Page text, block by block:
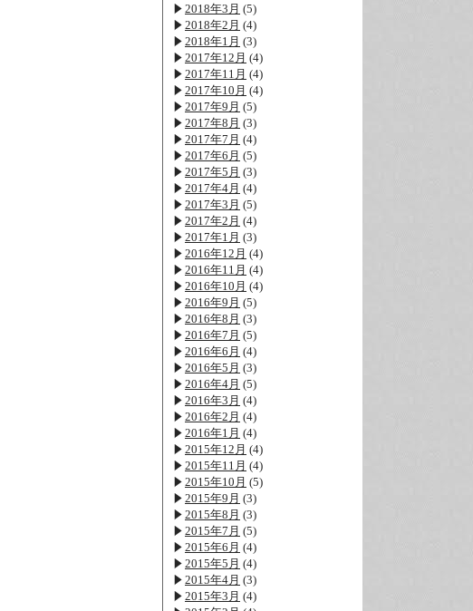
2018年3月 (5)
2018年2月 (4)
2018年1月 (3)
2017年12月 (4)
2017年11月 (4)
2017年10月 (4)
2017年9月 (5)
2017年8月 (3)
2017年7月 (4)
2017年6月 (5)
2017年5月 (3)
2017年4月 (4)
2017年3月 (5)
2017年2月 (4)
2017年1月 (3)
2016年12月 (4)
2016年11月 (4)
2016年10月 (4)
2016年9月 (5)
2016年8月 (3)
2016年7月 (5)
2016年6月 (4)
2016年5月 (3)
2016年4月 (5)
2016年3月 (4)
2016年2月 (4)
2016年1月 (4)
2015年12月 (4)
2015年11月 (4)
2015年10月 (5)
2015年9月 (3)
2015年8月 (3)
2015年7月 (5)
2015年6月 (4)
2015年5月 (4)
2015年4月 (3)
2015年3月 (4)